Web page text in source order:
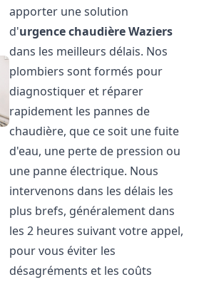
apporter une solution
d'urgence chaudièreWaziers
dans les meilleurs délais. Nos
plombiers sont formés pour
diagnostiquer et réparer
rapidement les pannes de
chaudière, que ce soit une fuite
d'eau, une perte de pression ou
une panne électrique. Nous
intervenons dans les délais les
plus brefs, généralement dans
les 2 heures suivant votre appel,
pour vous éviter les
désagréments et les coûts